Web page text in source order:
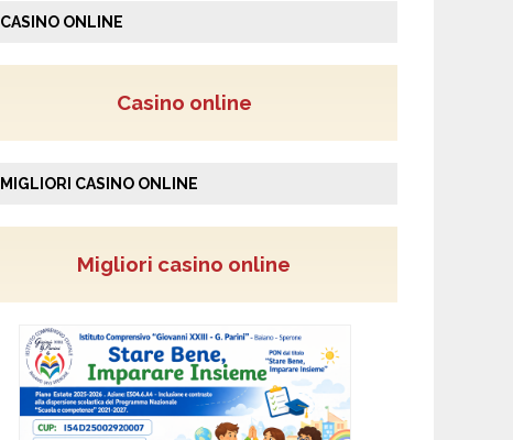
CASINO ONLINE
Casino online
MIGLIORI CASINO ONLINE
Migliori casino online